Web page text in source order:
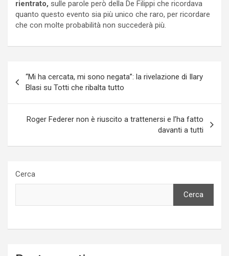
rientrato, sulle parole però della De Filippi che ricordava
quanto questo evento sia più unico che raro, per ricordare
che con molte probabilità non succederà più.
articoli
“Mi ha cercata, mi sono negata”: la rivelazione di Ilary
Blasi su Totti che ribalta tutto
Roger Federer non è riuscito a trattenersi e l’ha fatto
davanti a tutti
Cerca
Cerca